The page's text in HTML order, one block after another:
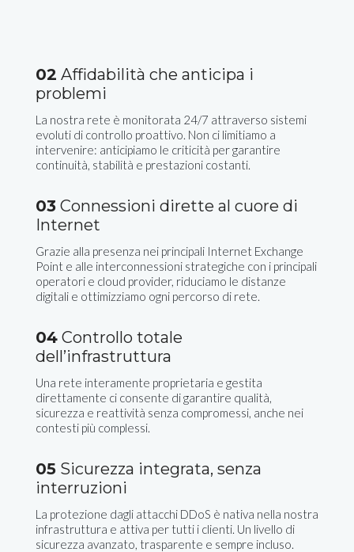
02 Affidabilità che anticipa i
problemi
La nostra rete è monitorata 24/7 attraverso sistemi
evoluti di controllo proattivo. Non ci limitiamo a
intervenire: anticipiamo le criticità per garantire
continuità, stabilità e prestazioni costanti.
03 Connessioni dirette al cuore di
Internet
Grazie alla presenza nei principali Internet Exchange
Point e alle interconnessioni strategiche con i principali
operatori e cloud provider, riduciamo le distanze
digitali e ottimizziamo ogni percorso di rete.
04 Controllo totale
dell’infrastruttura
Una rete interamente proprietaria e gestita
direttamente ci consente di garantire qualità,
sicurezza e reattività senza compromessi, anche nei
contesti più complessi.
05 Sicurezza integrata, senza
interruzioni
La protezione dagli attacchi DDoS è nativa nella nostra
infrastruttura e attiva per tutti i clienti. Un livello di
sicurezza avanzato, trasparente e sempre incluso.